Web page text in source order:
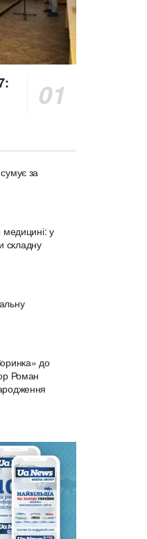
за
медицині: у
складну
до
Роман